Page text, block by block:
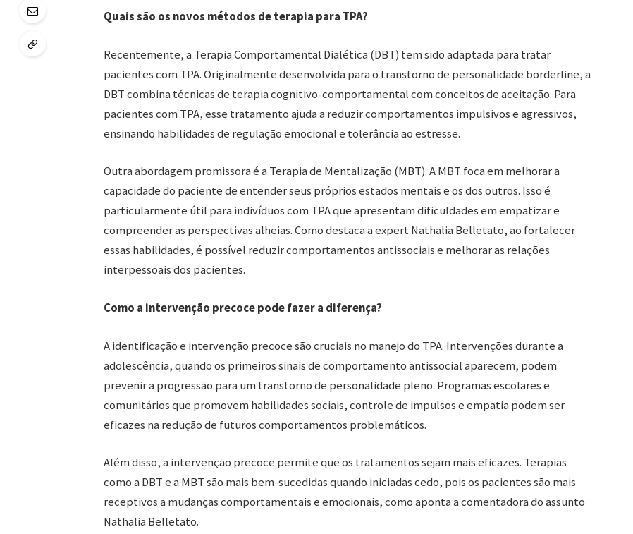
Quais são os novos métodos de terapia para TPA?
Recentemente, a Terapia Comportamental Dialética (DBT) tem sido adaptada para tratar
pacientes com TPA. Originalmente desenvolvida para o transtorno de personalidade borderline, a
DBT combina técnicas de terapia cognitivo-comportamental com conceitos de aceitação. Para
pacientes com TPA, esse tratamento ajuda a reduzir comportamentos impulsivos e agressivos,
ensinando habilidades de regulação emocional e tolerância ao estresse.
Outra abordagem promissora é a Terapia de Mentalização (MBT). A MBT foca em melhorar a
capacidade do paciente de entender seus próprios estados mentais e os dos outros. Isso é
particularmente útil para indivíduos com TPA que apresentam dificuldades em empatizar e
compreender as perspectivas alheias. Como destaca a expert Nathalia Belletato, ao fortalecer
essas habilidades, é possível reduzir comportamentos antissociais e melhorar as relações
interpessoais dos pacientes.
Como a intervenção precoce pode fazer a diferença?
A identificação e intervenção precoce são cruciais no manejo do TPA. Intervenções durante a
adolescência, quando os primeiros sinais de comportamento antissocial aparecem, podem
prevenir a progressão para um transtorno de personalidade pleno. Programas escolares e
comunitários que promovem habilidades sociais, controle de impulsos e empatia podem ser
eficazes na redução de futuros comportamentos problemáticos.
Além disso, a intervenção precoce permite que os tratamentos sejam mais eficazes. Terapias
como a DBT e a MBT são mais bem-sucedidas quando iniciadas cedo, pois os pacientes são mais
receptivos a mudanças comportamentais e emocionais, como aponta a comentadora do assunto
Nathalia Belletato.